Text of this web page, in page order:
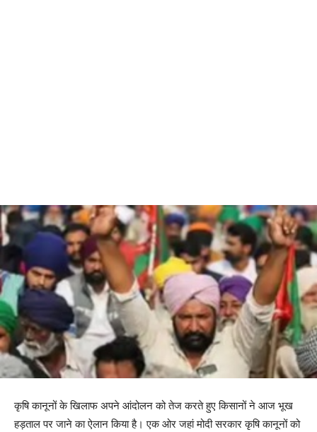
कृषि कानूनों के खिलाफ अपने आंदोलन को तेज करते हुए किसानों ने आज भूख
हड़ताल पर जाने का ऐलान किया है। एक ओर जहां मोदी सरकार कृषि कानूनों को